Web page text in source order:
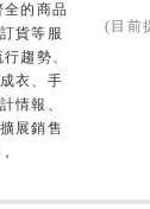
的商品
貨等服
趨勢、
衣、手
情報、
展銷售
(目前